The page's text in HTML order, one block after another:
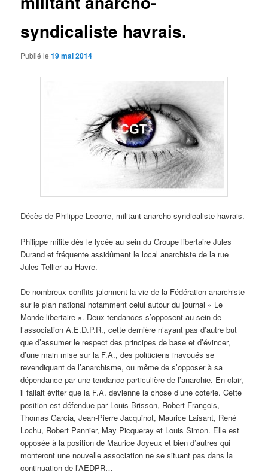
syndicaliste havrais.
Publié le19 mai 2014
Décès de Philippe Lecorre, militant anarcho-syndicaliste havrais.
Philippe milite dès le lycée au sein du Groupe libertaire Jules
Durand et fréquente assidûment le local anarchiste de la rue
Jules Tellier au Havre.
De nombreux conflits jalonnent la vie de la Fédération anarchiste
sur le plan national notamment celui autour du journal « Le
Monde libertaire ». Deux tendances s’opposent au sein de
l’association A.E.D.P.R., cette dernière n’ayant pas d’autre but
que d’assumer le respect des principes de base et d’évincer,
d’une main mise sur la F.A., des politiciens inavoués se
revendiquant de l’anarchisme, ou même de s’opposer à sa
dépendance par une tendance particulière de l’anarchie. En clair,
il fallait éviter que la F.A. devienne la chose d’une coterie. Cette
position est défendue par Louis Brisson, Robert François,
Thomas Garcia, Jean-Pierre Jacquinot, Maurice Laisant, René
Lochu, Robert Pannier, May Picqueray et Louis Simon. Elle est
opposée à la position de Maurice Joyeux et bien d’autres qui
monteront une nouvelle association ne se situant pas dans la
continuation de l’AEDPR…